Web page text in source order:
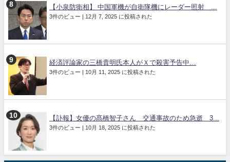
【小泉防衛相】 中国軍機が自衛隊機にレーダー照射 ...
3件のビュー | 12月 7, 2025 に投稿された
経済評論家の三橋貴明氏本人がＸで殺害予告中…
3件のビュー | 10月 11, 2025 に投稿された
【訃報】女優の髙橋智子さん 交通事故のため急逝 3...
3件のビュー | 10月 18, 2025 に投稿された